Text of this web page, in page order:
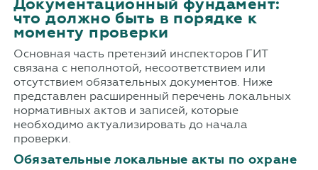
Документационный фундамент:
что должно быть в порядке к
моменту проверки
Основная часть претензий инспекторов ГИТ
связана с неполнотой, несоответствием или
отсутствием обязательных документов. Ниже
представлен расширенный перечень локальных
нормативных актов и записей, которые
необходимо актуализировать до начала
проверки.
Обязательные локальные акты по охране